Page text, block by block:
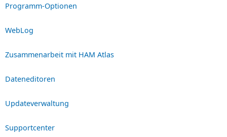
Programm-Optionen
WebLog
Zusammenarbeit mit HAM Atlas
Dateneditoren
Updateverwaltung
Supportcenter